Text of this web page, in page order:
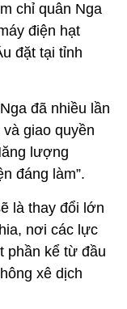
chỉ quân Nga
điện hạt
đặt tại tỉnh
đã nhiều lần
giao quyền
lượng
đáng làm”.
là thay đổi lớn
nơi các lực
phần kể từ đầu
xê dịch